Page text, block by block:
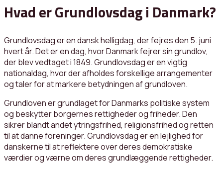
Hvad er Grundlovsdag i Danmark?
Grundlovsdag er en dansk helligdag, der fejres den 5. juni
hvert år. Det er en dag, hvor Danmark fejrer sin grundlov,
der blev vedtaget i 1849. Grundlovsdag er en vigtig
nationaldag, hvor der afholdes forskellige arrangementer
og taler for at markere betydningen af ​​grundloven.
Grundloven er grundlaget for Danmarks politiske system
og beskytter borgernes rettigheder og friheder. Den
sikrer blandt andet ytringsfrihed, religionsfrihed og retten
til at danne foreninger. Grundlovsdag er en lejlighed for
danskerne til at reflektere over deres demokratiske
værdier og værne om deres grundlæggende rettigheder.